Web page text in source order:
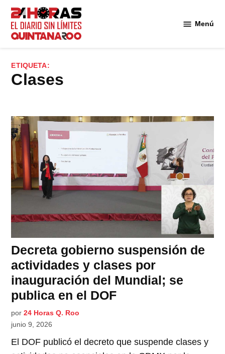
Saltar
contenido
Menú
ETIQUETA:
Clases
Decreta gobierno suspensión de
actividades y clases por
inauguración del Mundial; se
publica en el DOF
por 24 Horas Q. Roo
junio 9, 2026
El DOF publicó el decreto que suspende clases y